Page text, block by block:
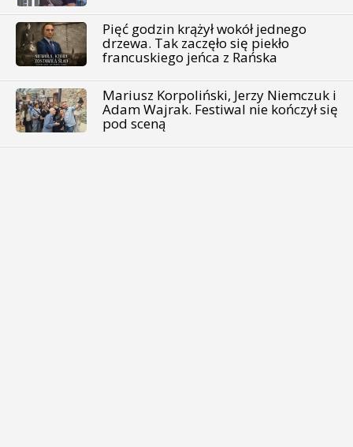
Pięć godzin krążył wokół jednego
drzewa. Tak zaczęło się piekło
francuskiego jeńca z Rańska
Mariusz Korpoliński, Jerzy Niemczuk i
Adam Wajrak. Festiwal nie kończył się
pod sceną